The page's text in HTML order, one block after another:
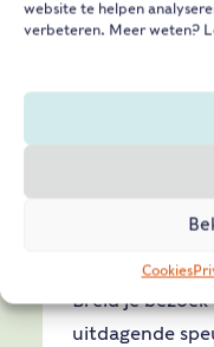
website te helpen
verbeteren. Meer weten?
Cookies
Aanvulling
Breid je
uitdagende